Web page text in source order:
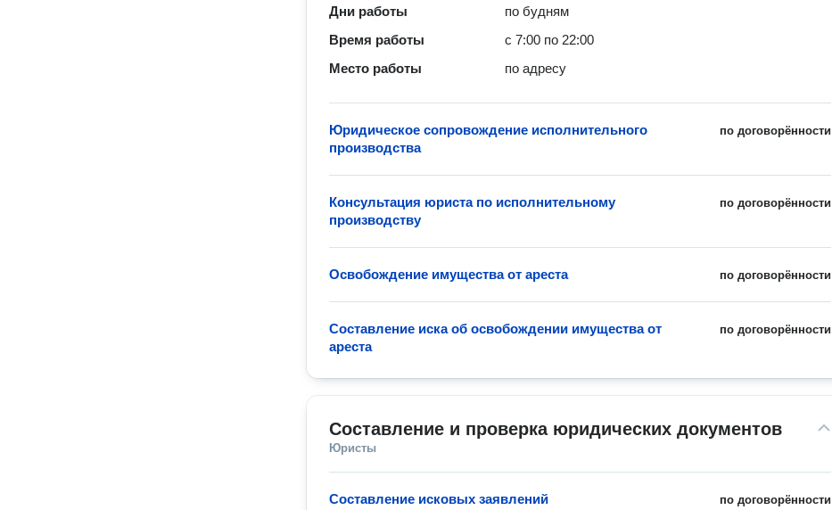
Дни работы
по будням
Время работы
с 7:00 по 22:00
Место работы
по адресу
по договорённости
Юридическое сопровождение исполнительного
производства
по договорённости
Консультация юриста по исполнительному
производству
по договорённости
Освобождение имущества от ареста
по договорённости
Составление иска об освобождении имущества от
ареста
Составление и проверка юридических документов
Юристы
по договорённости
Составление исковых заявлений